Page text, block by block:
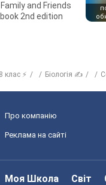
Family and Friends
2nd edition
клас ⚡ Біологія ✍
Про компанію
Реклама на сайті
Моя Школа Світ